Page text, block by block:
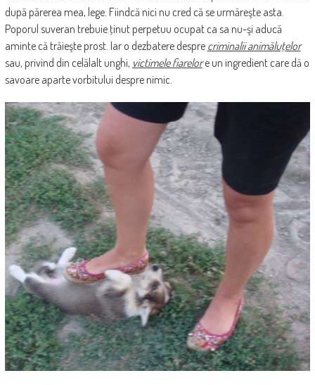
după părerea mea, lege. Fiindcă nici nu cred că se urmăreşte asta.
Poporul suveran trebuie ţinut perpetuu ocupat ca sa nu-şi aducă
aminte că trăieşte prost. Iar o dezbatere despre criminalii animăluţelor
sau, privind din celălalt unghi, victimele fiarelor e un ingredient care dă o
savoare aparte vorbitului despre nimic.